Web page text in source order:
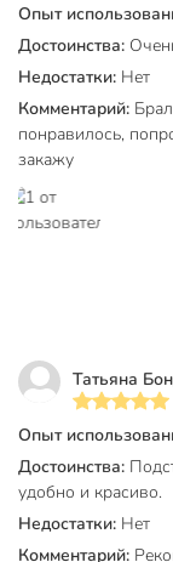
Опыт
Достоинства:
Недостатки: Нет
Комментарий:
понравилось,
закажу
Татьяна
Опыт
Достоинства:
удобно и красиво.
Недостатки: Нет
Комментарий: